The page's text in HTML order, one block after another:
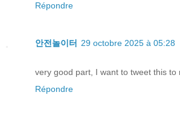
Répondre
안전놀이터 29 octobre 2025 à 05:28
very good part, I want to tweet this to
Répondre